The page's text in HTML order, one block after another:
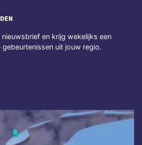
en krijg wekelijks een
uit jouw regio.